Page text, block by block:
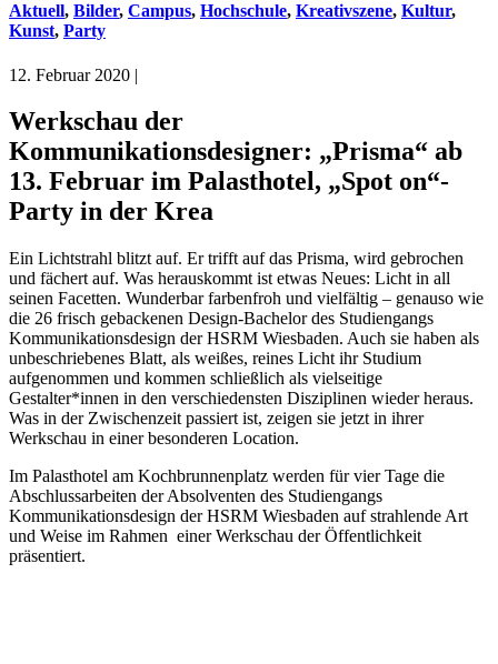
Aktuell, Bilder, Campus, Hochschule, Kreativszene, Kultur,
Kunst, Party
12. Februar 2020 |
Werkschau der
Kommunikationsdesigner: „Prisma“ ab
13. Februar im Palasthotel, „Spot on“-
Party in der Krea
Ein Lichtstrahl blitzt auf. Er trifft auf das Prisma, wird gebrochen
und fächert auf. Was herauskommt ist etwas Neues: Licht in all
seinen Facetten. Wunderbar farbenfroh und vielfältig – genauso wie
die 26 frisch gebackenen Design-Bachelor des Studiengangs
Kommunikationsdesign der HSRM Wiesbaden. Auch sie haben als
unbeschriebenes Blatt, als weißes, reines Licht ihr Studium
aufgenommen und kommen schließlich als vielseitige
Gestalter*innen in den verschiedensten Disziplinen wieder heraus.
Was in der Zwischenzeit passiert ist, zeigen sie jetzt in ihrer
Werkschau in einer besonderen Location.
Im Palasthotel am Kochbrunnenplatz werden für vier Tage die
Abschlussarbeiten der Absolventen des Studiengangs
Kommunikationsdesign der HSRM Wiesbaden auf strahlende Art
und Weise im Rahmen einer Werkschau der Öffentlichkeit
präsentiert.